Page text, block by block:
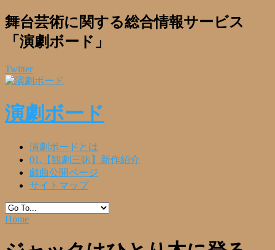
舞台芸術に関する総合情報サービス
「演劇ボード」
Twitter
演劇ボード
演劇ボードとは
01.【観劇三昧】新作紹介
戯曲公開ページ
サイトマップ
Home